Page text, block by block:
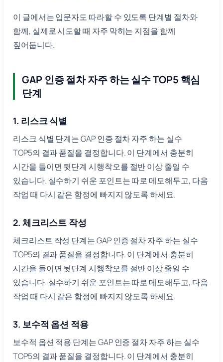
이 글에서는 입문자도 따라할 수 있도록 단계별 절차와
함께, 실제로 시도할 때 자주 막히는 지점을 함께
짚어둡니다.
GAP 인증 절차 자주 하는 실수 TOP5 핵심
단계
1. 리스크 식별
리스크 식별 단계는 GAP 인증 절차 자주 하는 실수
TOP5의 결과 품질을 결정합니다. 이 단계에서 충분히
시간을 들이면 뒷단계 시행착오를 절반 이상 줄일 수
있습니다. 실수하기 쉬운 포인트는 따로 메모해두고, 다음
작업 때 다시 같은 함정에 빠지지 않도록 하세요.
2. 체크리스트 작성
체크리스트 작성 단계는 GAP 인증 절차 자주 하는 실수
TOP5의 결과 품질을 결정합니다. 이 단계에서 충분히
시간을 들이면 뒷단계 시행착오를 절반 이상 줄일 수
있습니다. 실수하기 쉬운 포인트는 따로 메모해두고, 다음
작업 때 다시 같은 함정에 빠지지 않도록 하세요.
3. 보수적 옵션 적용
보수적 옵션 적용 단계는 GAP 인증 절차 자주 하는 실수
TOP5의 결과 품질을 결정합니다. 이 단계에서 충분히